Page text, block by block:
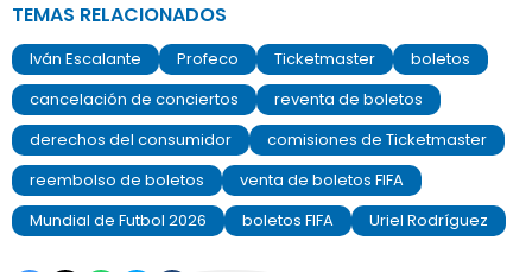
TEMAS RELACIONADOS
Iván Escalante Profeco Ticketmaster
boletos
cancelación de conciertos
reventa de boletos
derechos del consumidor
comisiones de Ticketmaster
reembolso de boletos
venta de boletos FIFA
Mundial de Futbol 2026
boletos FIFA Uriel Rodríguez